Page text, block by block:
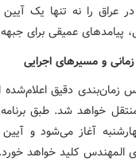
عراق را نه تنها یک
پیامدهای عمیقی برای
و مسیرهای اجرایی
زمان‌بندی دقیق
المهندس کلید خواهد خورد.